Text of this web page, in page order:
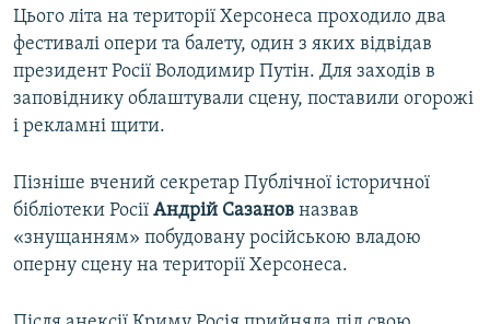
Цього літа на території Херсонеса проходило два
фестивалі опери та балету, один з яких відвідав
президент Росії Володимир Путін. Для заходів в
заповіднику облаштували сцену, поставили огорожі
і рекламні щити.
Пізніше вчений секретар Публічної історичної
бібліотеки Росії Андрій Сазанов назвав
«знущанням» побудовану російською владою
оперну сцену на території Херсонеса.